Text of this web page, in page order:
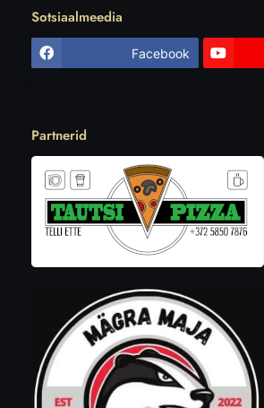
Sotsiaalmeedia
Facebook
Partnerid